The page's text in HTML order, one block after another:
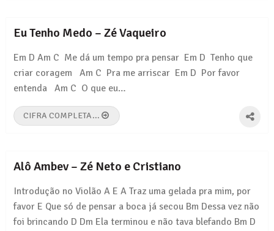
Eu Tenho Medo – Zé Vaqueiro
Em‌ ‌D‌ ‌Am‌ ‌C‌ ‌ ‌Me‌ ‌dá‌ ‌um‌ ‌tempo‌ ‌pra‌ ‌pensar‌ ‌ Em‌ ‌D‌ ‌ ‌Tenho‌ ‌que‌
‌criar‌ ‌coragem‌ ‌ ‌ ‌Am‌ ‌C‌ ‌ Pra‌ ‌me‌ ‌arriscar‌ ‌ Em‌ ‌D‌ ‌ ‌Por‌ ‌favor‌
‌entenda‌ ‌ ‌ ‌Am‌ ‌C‌ ‌ O‌ ‌que‌ ‌eu‌…
CIFRA COMPLETA...
Alô Ambev – Zé Neto e Cristiano
Introdução no Violão A E A Traz uma gelada pra mim, por
favor E Que só de pensar a boca já secou Bm Dessa vez não
foi brincando D Dm Ela terminou e não tava blefando Bm D